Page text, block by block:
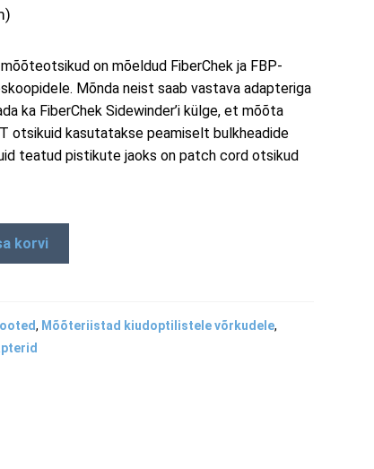
on mõeldud FiberChek ja FBP-
Mõnda neist saab vastava adapteriga
ka FiberChek Sidewinder’i külge, et mõõta
otsikuid kasutatakse peamiselt bulkheadide
teatud pistikute jaoks on patch cord otsikud
korvi
, Mõõteriistad kiudoptilistele võrkudele,